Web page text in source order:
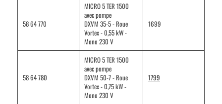
58 64 770
MICRO 5 TER 1500
avec pompe
DXVM 35-5 - Roue
Vortex - 0,55 kW -
Mono 230 V
1699
58 64 780
MICRO 5 TER 1500
avec pompe
DXVM 50-7 - Roue
Vortex - 0,75 kW -
Mono 230 V
1799